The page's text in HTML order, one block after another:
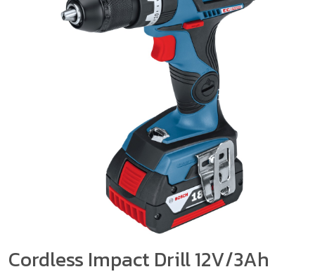
Cordless Impact Drill 12V/3Ah